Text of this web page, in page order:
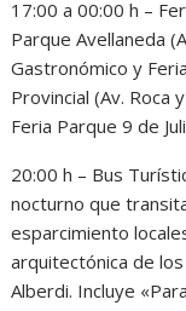
17:00 a 00:00 h –
Parque Avellaneda
Gastronómico y
Provincial (Av. Roca
Feria Parque 9 de
20:00 h – Bus
nocturno que
esparcimiento
arquitectónica de
Alberdi. Incluye